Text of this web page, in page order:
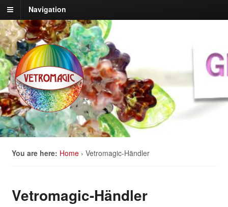
Navigation
You are here: Home › Vetromagic-Händler
Vetromagic-Händler